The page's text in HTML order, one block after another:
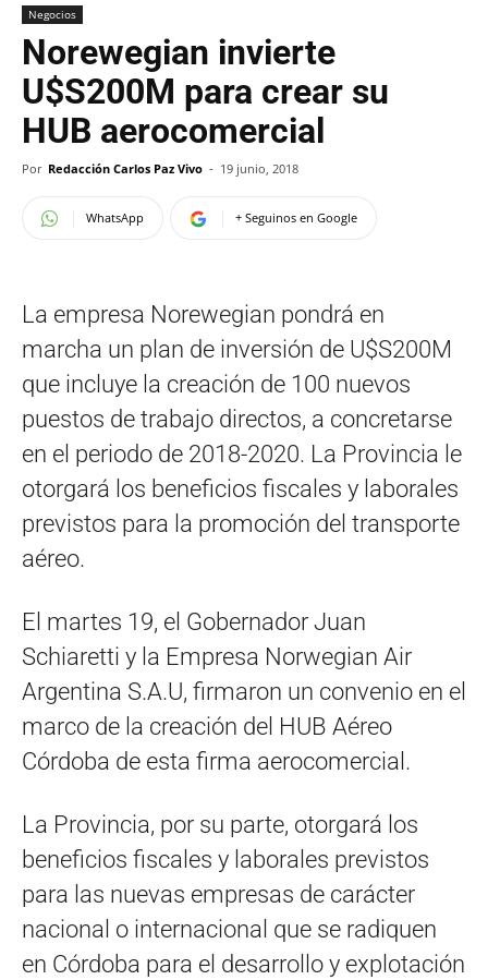
Negocios
Norewegian invierte
U$S200M para crear su
HUB aerocomercial
Por Redacción Carlos Paz Vivo - 19 junio, 2018
WhatsApp + Seguinos en Google
La empresa Norewegian pondrá en
marcha un plan de inversión de U$S200M
que incluye la creación de 100 nuevos
puestos de trabajo directos, a concretarse
en el periodo de 2018-2020. La Provincia le
otorgará los beneficios fiscales y laborales
previstos para la promoción del transporte
aéreo.
El martes 19, el Gobernador Juan
Schiaretti y la Empresa Norwegian Air
Argentina S.A.U, firmaron un convenio en el
marco de la creación del HUB Aéreo
Córdoba de esta firma aerocomercial.
La Provincia, por su parte, otorgará los
beneficios fiscales y laborales previstos
para las nuevas empresas de carácter
nacional o internacional que se radiquen
en Córdoba para el desarrollo y explotación